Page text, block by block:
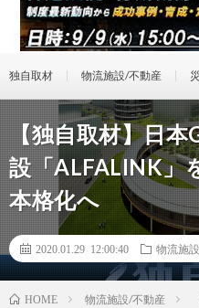
独自取材 物流施設/不動産
【独自取材】日
設「ALFALINK」
本格化へ
2020.01.29 12:00:40 物流施
HOME 物流施設/不動産